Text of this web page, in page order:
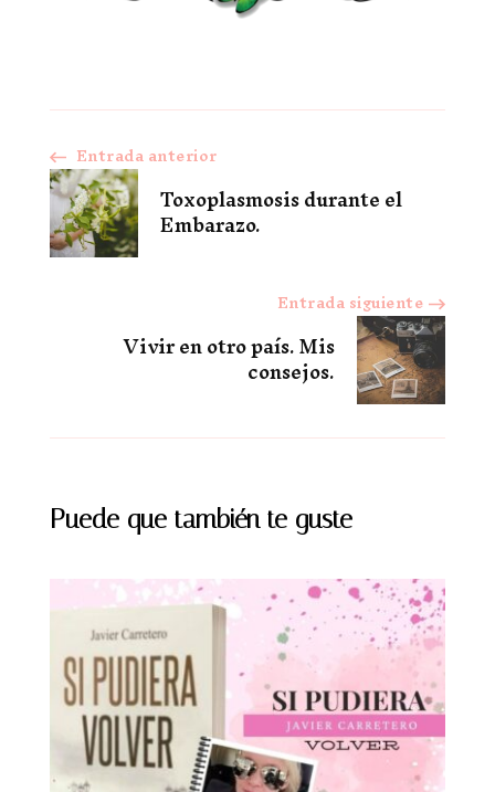
Navegación
de
entradas
Entrada anterior
Toxoplasmosis durante el
Embarazo.
Entrada siguiente
Vivir en otro país. Mis
consejos.
Puede que también te guste